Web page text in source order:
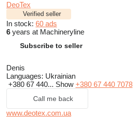
DeoTex
Verified seller
In stock: 60 ads
6 years at Machineryline
Subscribe to seller
Denis
Languages: Ukrainian
+380 67 440... Show +380 67 440 7078
Call me back
www.deotex.com.ua